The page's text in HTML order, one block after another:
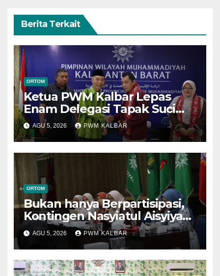
Berita Terkait
ORTOM
Ketua PWM Kalbar Lepas
Enam Delegasi Tapak Suci
Menuju Muktamar XVI di
Semarang
AGU 5, 2026 PWM KALBAR
ORTOM
Bukan hanya Berpartisipasi,
Kontingen Nasyiatul Aisyiyah
Kalbar Perjuangkan Program
di Muktamar XV
AGU 5, 2026 PWM KALBAR